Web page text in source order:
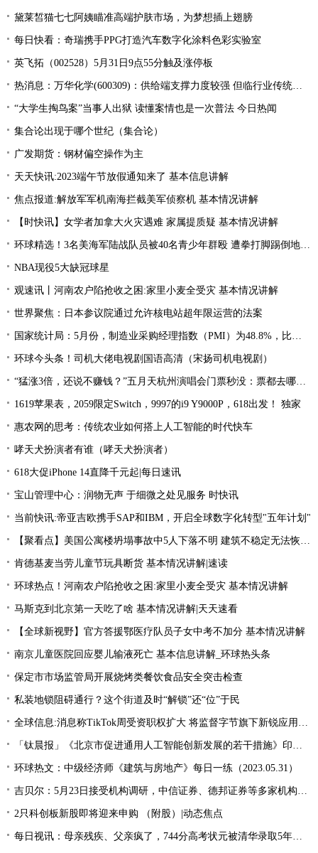
黛莱皙猫七七阿姨瞄准高端护肤市场，为梦想插上翅膀
每日快看：奇瑞携手PPG打造汽车数字化涂料色彩实验室
英飞拓（002528）5月31日9点55分触及涨停板
热消息：万华化学(600309)：供给端支撑力度较强 但临行业传统淡季 MDI价格稳中向上
“大学生掏鸟案”当事人出狱 读懂案情也是一次普法 今日热闻
集合论出现于哪个世纪（集合论）
广发期货：钢材偏空操作为主
天天快讯:2023端午节放假通知来了 基本信息讲解
焦点报道:解放军军机南海拦截美军侦察机 基本情况讲解
【时快讯】女学者加拿大火灾遇难 家属提质疑 基本情况讲解
环球精选！3名美海军陆战队员被40名青少年群殴 遭拳打脚踢倒地不起
NBA现役5大缺冠球星
观速讯丨河南农户陷抢收之困:家里小麦全受灾 基本情况讲解
世界聚焦：日本参议院通过允许核电站超年限运营的法案
国家统计局：5月份，制造业采购经理指数（PMI）为48.8%，比上月下降0.4个百分点，低于临界点，制造业景气水平小幅回落
环球今头条！司机大佬电视剧国语高清（宋扬司机电视剧）
“猛涨3倍，还说不赚钱？”五月天杭州演唱会门票秒没：票都去哪了？
1619苹果表，2059限定Switch，9997的i9 Y9000P，618出发！ 独家
惠农网的思考：传统农业如何搭上人工智能的时代快车
哮天犬扮演者有谁（哮天犬扮演者）
618大促iPhone 14直降千元起|每日速讯
宝山管理中心：润物无声 于细微之处见服务 时快讯
当前快讯:帝亚吉欧携手SAP和IBM，开启全球数字化转型"五年计划"
【聚看点】美国公寓楼坍塌事故中5人下落不明 建筑不稳定无法恢复搜索
肯德基麦当劳儿童节玩具断货 基本情况讲解|速读
环球热点！河南农户陷抢收之困:家里小麦全受灾 基本情况讲解
马斯克到北京第一天吃了啥 基本情况讲解|天天速看
【全球新视野】官方答援鄂医疗队员子女中考不加分 基本情况讲解
南京儿童医院回应婴儿输液死亡 基本信息讲解_环球热头条
保定市市场监管局开展烧烤类餐饮食品安全突击检查
私装地锁阻碍通行？这个街道及时“解锁”还“位”于民
全球信息:消息称TikTok周受资职权扩大 将监督字节旗下新锐应用Lemon8
「钛晨报」《北京市促进通用人工智能创新发展的若干措施》印发；国家发改委：国内汽、柴油价格（标准品）每吨分别提高100元和95元；燃油附加费年内第三次下调
环球热文：中级经济师《建筑与房地产》每日一练（2023.05.31）
吉贝尔：5月23日接受机构调研，中信证券、德邦证券等多家机构参与 今日热讯
2只科创板新股即将迎来申购 （附股）|动态焦点
每日视讯：母亲残疾、父亲疯了，744分高考状元被清华录取5年后，如今怎么样